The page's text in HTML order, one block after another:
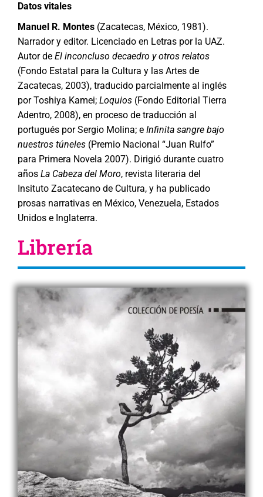
Datos vitales
Manuel R. Montes (Zacatecas, México, 1981).
Narrador y editor. Licenciado en Letras por la UAZ.
Autor de El inconcluso decaedro y otros relatos
(Fondo Estatal para la Cultura y las Artes de
Zacatecas, 2003), traducido parcialmente al inglés
por Toshiya Kamei; Loquios (Fondo Editorial Tierra
Adentro, 2008), en proceso de traducción al
portugués por Sergio Molina; e Infinita sangre bajo
nuestros túneles (Premio Nacional “Juan Rulfo”
para Primera Novela 2007). Dirigió durante cuatro
años La Cabeza del Moro, revista literaria del
Insituto Zacatecano de Cultura, y ha publicado
prosas narrativas en México, Venezuela, Estados
Unidos e Inglaterra.
Librería